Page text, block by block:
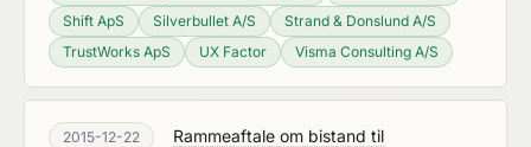
Shift ApS
Silverbullet A/S
Strand & Donslund A/S
TrustWorks ApS
UX Factor Visma Consulting A/S
2015-12-22
Rammeaftale om bistand til